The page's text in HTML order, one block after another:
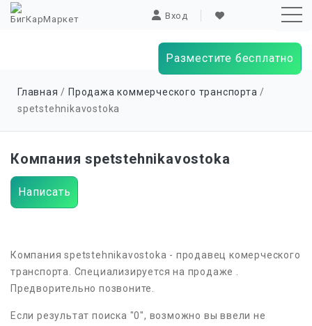
Вход
Разместите бесплатно
Главная / Продажа коммерческого транспорта /
spetstehnikavostoka
Компания spetstehnikavostoka
Написать
Компания spetstehnikavostoka - продавец комерческого
транспорта. Специализируется на продаже .
Предворительно позвоните.
Если результат поиска "0", возможно вы ввели не